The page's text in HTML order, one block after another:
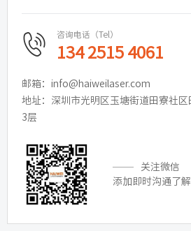
咨询电话（Tel）
134 2515 4061
邮箱：info@haiweilaser.com
地址：深圳市光明区玉塘街道田寮社
3层
关注微信
添加即时沟通了解